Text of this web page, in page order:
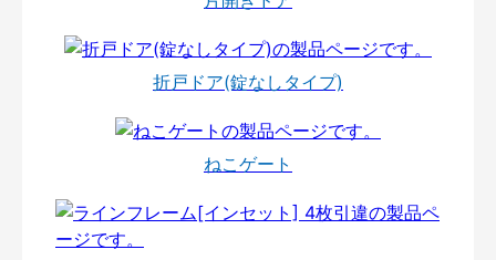
折戸ドア(錠なしタイプ)
ねこゲート